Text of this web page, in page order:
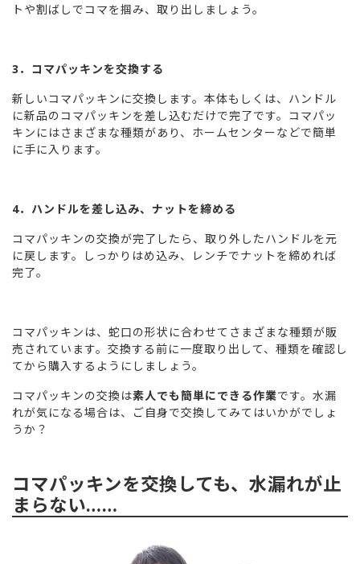
トや割ばしでコマを掴み、取り出しましょう。
3．コマパッキンを交換する
新しいコマパッキンに交換します。本体もしくは、ハンドル
に新品のコマパッキンを差し込むだけで完了です。コマパッ
キンにはさまざまな種類があり、ホームセンターなどで簡単
に手に入ります。
4．ハンドルを差し込み、ナットを締める
コマパッキンの交換が完了したら、取り外したハンドルを元
に戻します。しっかりはめ込み、レンチでナットを締めれば
完了。
コマパッキンは、蛇口の形状に合わせてさまざまな種類が販
売されています。交換する前に一度取り出して、種類を確認し
てから購入するようにしましょう。
コマパッキンの交換は素人でも簡単にできる作業です。水漏
れが気になる場合は、ご自身で交換してみてはいかがでしょ
うか？
コマパッキンを交換しても、水漏れが止
まらない……